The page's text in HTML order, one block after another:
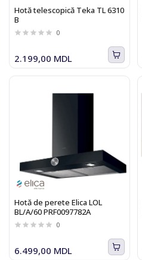
Hotă telescopică Teka TL 6310
B
0
2.199,00 MDL
Hotă de perete Elica LOL
BL/A/60 PRF0097782A
0
6.499,00 MDL